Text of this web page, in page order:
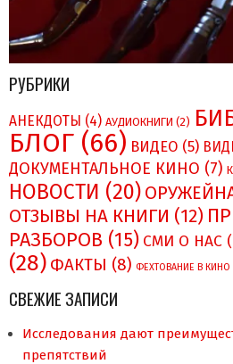
РУБРИКИ
АНЕКДОТЫ (4) АУДИОКНИГИ (2)
БЛОГ (66) ВИДЕО (5)
ДОКУМЕНТАЛЬНОЕ КИНО (7)
НОВОСТИ (20)
ОТЗЫВЫ НА КНИГИ (12)
РАЗБОРОВ (15) СМИ О НAC
(28) ФАКТЫ (8) ФЕХТОВАНИЕ В КИНО
СВЕЖИЕ ЗАПИСИ
Исследования дают
препятствий